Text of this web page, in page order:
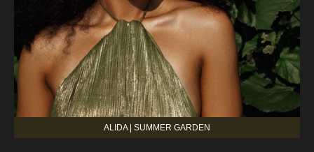
ALIDA | SUMMER GARDEN